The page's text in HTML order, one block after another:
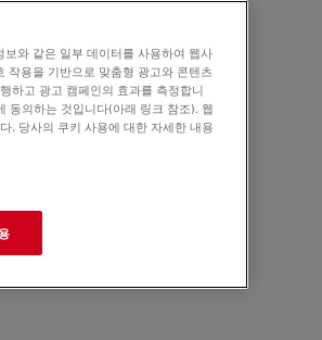
와 같은 일부 데이터를 사용하여 웹사
작용을 기반으로 맞춤형 광고와 콘텐츠
하고 광고 캠페인의 효과를 측정합니
동의하는 것입니다(아래 링크 참조). 웹
. 당사의 쿠키 사용에 대한 자세한 내용